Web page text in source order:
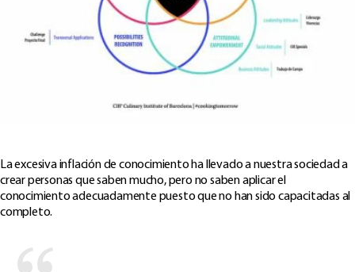
La excesiva inflación de conocimiento ha llevado a nuestra sociedad a
crear personas que saben mucho, pero no saben aplicar el
conocimiento adecuadamente puesto que no han sido capacitadas al
completo.